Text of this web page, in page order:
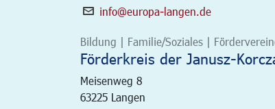
info@europa-langen.de
Bildung | Familie/Soziales |
Förderkreis der Janusz-
Meisenweg 8
63225 Langen